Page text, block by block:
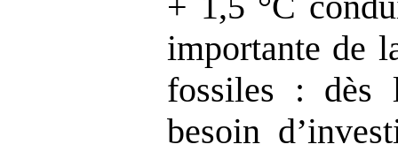
importante de
fossiles :
besoin